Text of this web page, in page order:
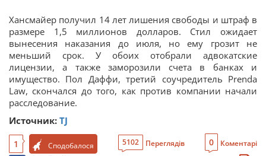
Хансмайер получил 14 лет лишения свободы и штраф в
размере 1,5 миллионов долларов. Стил ожидает
вынесения наказания до июля, но ему грозит не
меньший срок. У обоих отобрали адвокатские
лицензии, а также заморозили счета в банках и
имущество. Пол Даффи, третий соучредитель Prenda
Law, скончался до того, как против компании начали
расследование.
Источник: TJ
1 Сподобалося 5102 Переглядів 0 Коментарі